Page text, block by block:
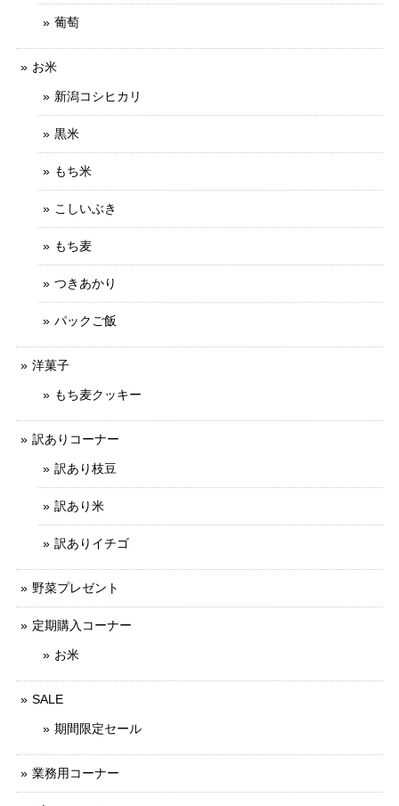
葡萄
お米
新潟コシヒカリ
黒米
もち米
こしいぶき
もち麦
つきあかり
パックご飯
洋菓子
もち麦クッキー
訳ありコーナー
訳あり枝豆
訳あり米
訳ありイチゴ
野菜プレゼント
定期購入コーナー
お米
SALE
期間限定セール
業務用コーナー